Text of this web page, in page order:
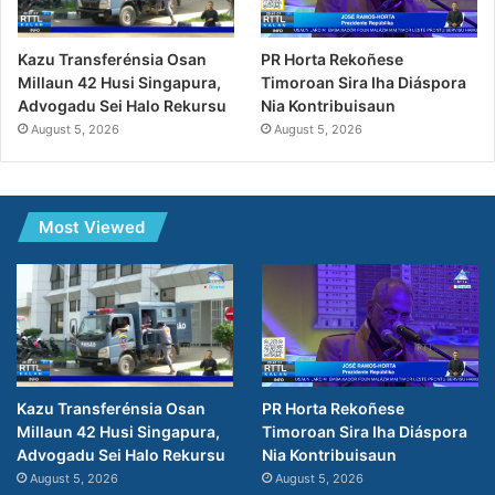
Kazu Transferénsia Osan
Millaun 42 Husi Singapura,
Advogadu Sei Halo Rekursu
August 5, 2026
PR Horta Rekoñese
Timoroan Sira Iha Diáspora
Nia Kontribuisaun
August 5, 2026
Most Viewed
Kazu Transferénsia Osan
Millaun 42 Husi Singapura,
Advogadu Sei Halo Rekursu
August 5, 2026
PR Horta Rekoñese
Timoroan Sira Iha Diáspora
Nia Kontribuisaun
August 5, 2026